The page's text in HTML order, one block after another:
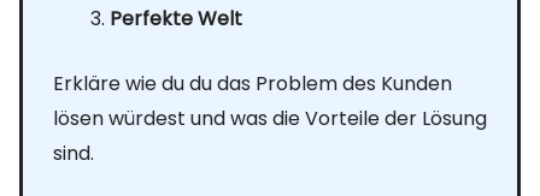
Perfekte Welt
Erkläre wie du du das Problem des Kunden
lösen würdest und was die Vorteile der Lösung
sind.